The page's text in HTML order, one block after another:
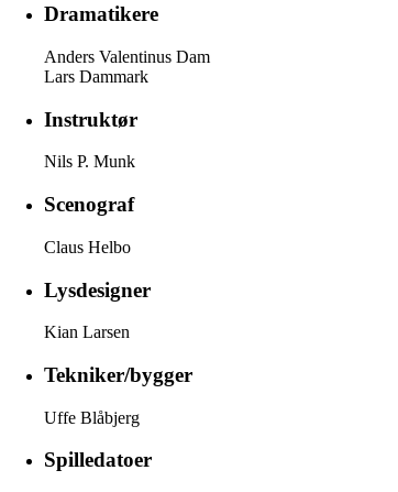
Dramatikere
Anders Valentinus Dam
Lars Dammark
Instruktør
Nils P. Munk
Scenograf
Claus Helbo
Lysdesigner
Kian Larsen
Tekniker/bygger
Uffe Blåbjerg
Spilledatoer